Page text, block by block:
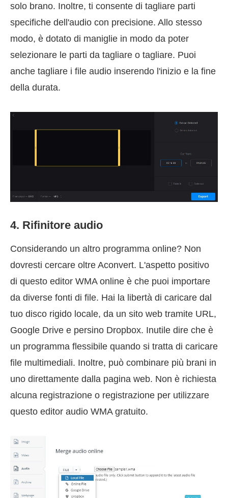
solo brano. Inoltre, ti consente di tagliare parti
specifiche dell'audio con precisione. Allo stesso
modo, è dotato di maniglie in modo da poter
selezionare le parti da tagliare o tagliare. Puoi
anche tagliare i file audio inserendo l'inizio e la fine
della durata.
4. Rifinitore audio
Considerando un altro programma online? Non
dovresti cercare oltre Aconvert. L'aspetto positivo
di questo editor WMA online è che puoi importare
da diverse fonti di file. Hai la libertà di caricare dal
tuo disco rigido locale, da un sito web tramite URL,
Google Drive e persino Dropbox. Inutile dire che è
un programma flessibile quando si tratta di caricare
file multimediali. Inoltre, può combinare più brani in
uno direttamente dalla pagina web. Non è richiesta
alcuna registrazione o registrazione per utilizzare
questo editor audio WMA gratuito.